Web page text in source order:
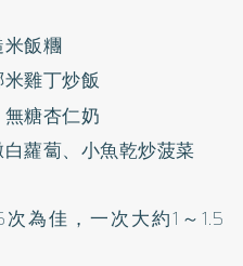
飯糰
雞丁炒飯
糖杏仁奶
蘿蔔、小魚乾炒菠菜
為佳，一次大約1～1.5